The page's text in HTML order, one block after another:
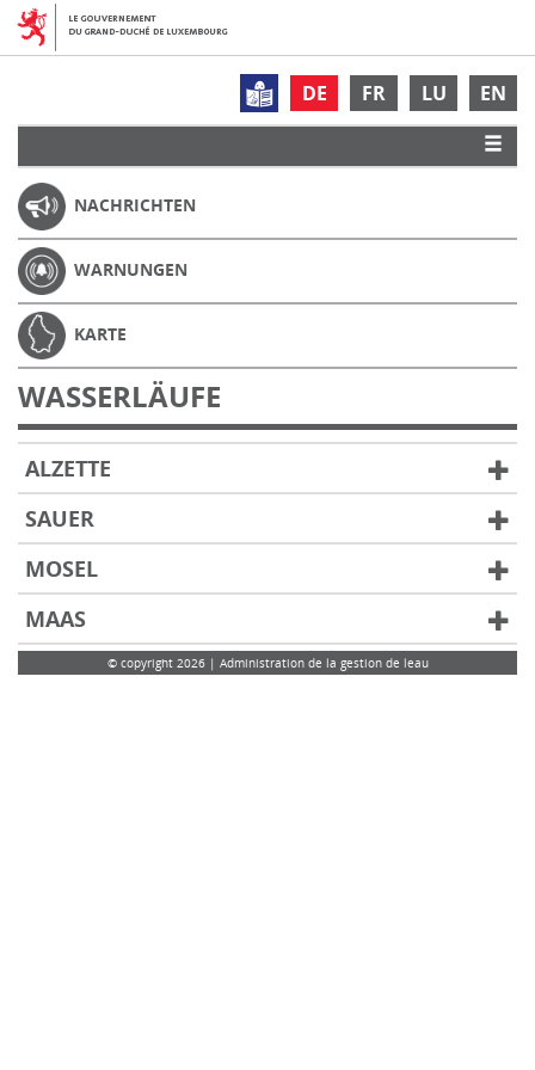
DE FR LU EN
NACHRICHTEN
WARNUNGEN
KARTE
WASSERLÄUFE
ALZETTE
SAUER
MOSEL
MAAS
© copyright 2026 | Administration de la gestion de leau